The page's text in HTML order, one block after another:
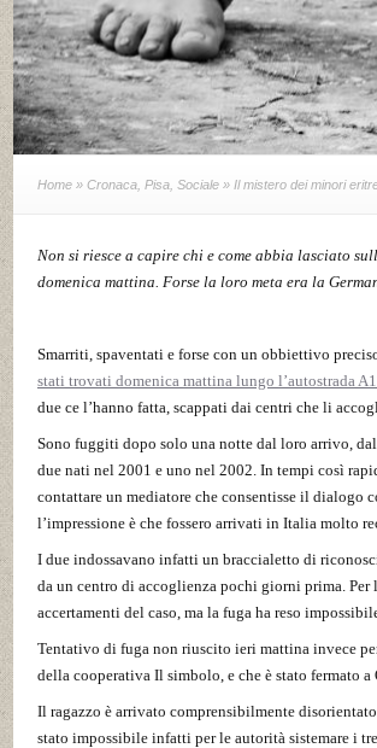
Home » Cronaca Pisa Sociale » Il mistero dei minori
Non si riesce a capire chi e come abbia lasciato
domenica mattina. Forse la loro meta era la
Smarriti, spaventati e forse con un obbiettivo
stati trovati domenica mattina lungo l’autostrada
due ce l’hanno fatta, scappati dai centri che li
Sono fuggiti dopo solo una notte dal loro arrivo,
due nati nel 2001 e uno nel 2002. In tempi così
contattare un mediatore che consentisse il dialogo
l’impressione è che fossero arrivati in Italia molto
I due indossavano infatti un braccialetto di
da un centro di accoglienza pochi giorni prima. Per
accertamenti del caso, ma la fuga ha reso
Tentativo di fuga non riuscito ieri mattina invece
della cooperativa Il simbolo, e che è stato fermato a
Il ragazzo è arrivato comprensibilmente
stato impossibile infatti per le autorità sistemare i